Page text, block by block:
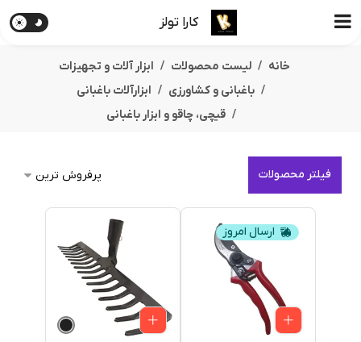
کارا تولز
خانه لیست محصولات
ابزار آلات و تجهیزات
باغبانی و کشاورزی
ابزارآلات باغبانی
قیچی‌، چاقو و ابزار باغبانی
فیلتر محصولات
ارسال امروز